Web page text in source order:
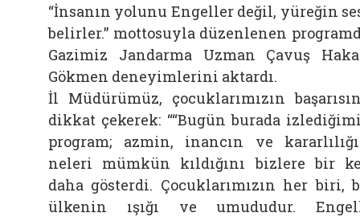
“İnsanın yolunu Engeller değil, yüreğin
belirler.” mottosuyla düzenlenen
Gazimiz Jandarma Uzman Çavuş
Gökmen deneyimlerini aktardı.
İl Müdürümüz, çocuklarımızın
dikkat çekerek: ““Bugün burada
program; azmin, inancın ve
neleri mümkün kıldığını bizlere bir
daha gösterdi. Çocuklarımızın her biri,
ülkenin ışığı ve umududur.